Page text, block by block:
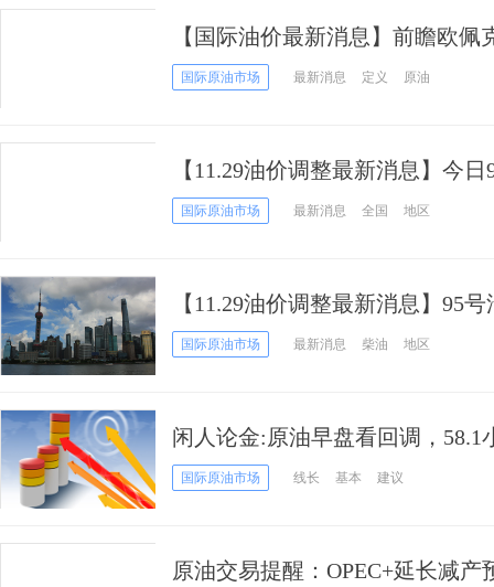
【国际油价最新消息】前瞻欧
鹅 2大看点 你想知道的都在这里
国际原油市场 最新消息 定义 原油
【11.29油价调整最新消息】今
升？
国际原油市场 最新消息 全国 地区
【11.29油价调整最新消息】95
今日国内油价查询
国际原油市场 最新消息 柴油 地区
闲人论金:原油早盘看回调，58.1
国际原油市场 线长 基本 建议
原油交易提醒：OPEC+延长减